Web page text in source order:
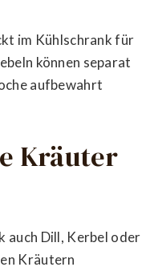
im Kühlschrank für
können separat
aufbewahrt
Kräuter
auch Dill, Kerbel oder
Kräutern